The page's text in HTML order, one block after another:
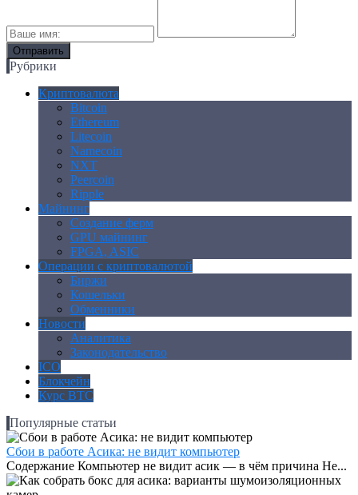
Рубрики
Криптовалюта
Bitcoin
Ethereum
Litecoin
Namecoin
NXT
Peercoin
Ripple
Майнинг
Создание ферм
GPU майнинг
FPGA, ASIC
Операции с криптовалютой
Биржи
Кошельки
Обменники
Новости
Аналитика
Законодательство
ICO
Блокчейн
Курс BTC
Популярные статьи
Сбои в работе Асика: не видит компьютер
Содержание Компьютер не видит асик — в чём причина Не...